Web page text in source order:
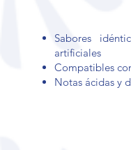
Sabores
artificiales
Compatibles
Notas ácidas y